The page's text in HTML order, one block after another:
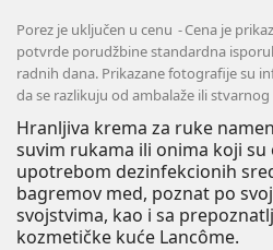
Porez je uključen u cenu
Cena je
potvrde porudžbine standardna
radnih dana. Prikazane fotografije su
da se razlikuju od ambalaže ili
Hranljiva krema za ruke
suvim rukama ili onima koji
upotrebom dezinfekcionih
bagremov med, poznat po
svojstvima, kao i sa
kozmetičke kuće Lancôme.